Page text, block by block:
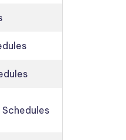
Schedules